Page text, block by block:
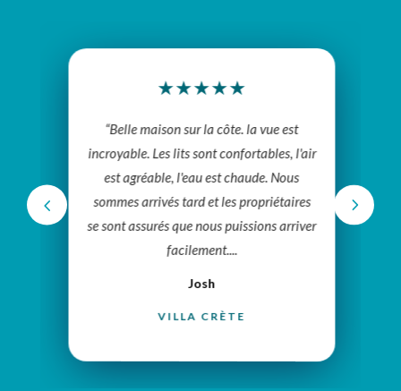
★★★★★
“Belle maison sur la côte. la vue est
incroyable. Les lits sont confortables, l'air
est agréable, l'eau est chaude. Nous
sommes arrivés tard et les propriétaires
se sont assurés que nous puissions arriver
facilement....
Josh
VILLA CRÈTE